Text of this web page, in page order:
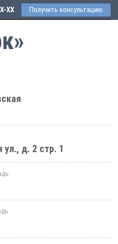
76 Получить консультацию
ул., д. 2 стр. 1